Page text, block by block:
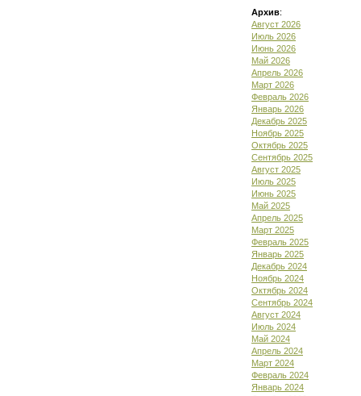
Архив:
Август 2026
Июль 2026
Июнь 2026
Май 2026
Апрель 2026
Март 2026
Февраль 2026
Январь 2026
Декабрь 2025
Ноябрь 2025
Октябрь 2025
Сентябрь 2025
Август 2025
Июль 2025
Июнь 2025
Май 2025
Апрель 2025
Март 2025
Февраль 2025
Январь 2025
Декабрь 2024
Ноябрь 2024
Октябрь 2024
Сентябрь 2024
Август 2024
Июль 2024
Май 2024
Апрель 2024
Март 2024
Февраль 2024
Январь 2024